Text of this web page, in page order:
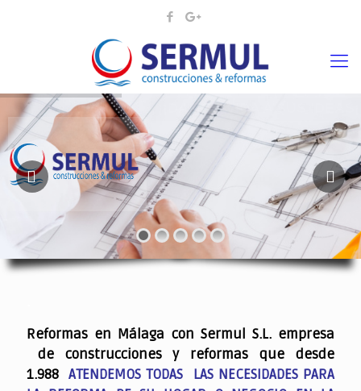
¡¡DAMOS VIDA A SUS
Reformas en Málaga con Sermul S.L. empresa
de construcciones y reformas que desde
1.988ATENDEMOS TODAS LAS NECESIDADES PARA